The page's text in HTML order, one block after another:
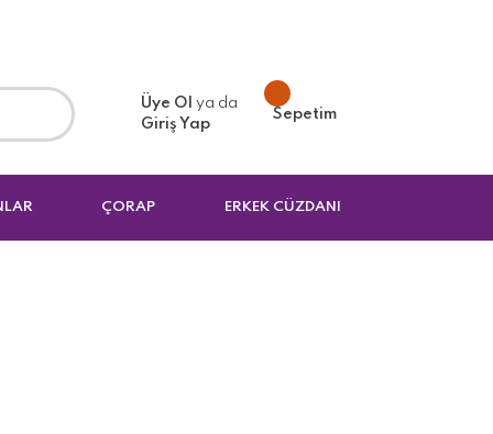
Üye Ol ya da
Giriş Yap
Sepetim
ÇORAP ERKEK CÜZDANI